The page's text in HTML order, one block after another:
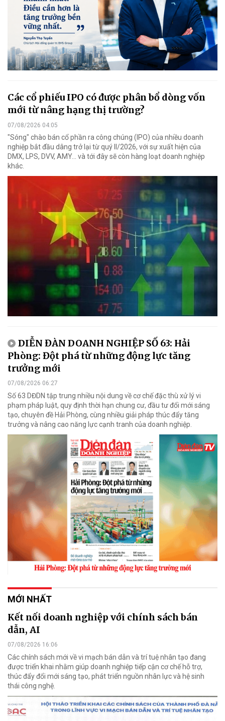
Các cổ phiếu IPO có được phân bổ dòng vốn
mới từ nâng hạng thị trường?
07/08/2026 04:05
"Sóng" chào bán cổ phần ra công chúng (IPO) của nhiều doanh
nghiệp bắt đầu dâng trở lại từ quý II/2026, với sự xuất hiện của
DMX, LPS, DVV, AMY... và tới đây sẽ còn hàng loạt doanh nghiệp
khác.
DIỄN ĐÀN DOANH NGHIỆP SỐ 63: Hải
Phòng: Đột phá từ những động lực tăng
trưởng mới
07/08/2026 06:27
Số 63 DĐDN tập trung nhiều nội dung về cơ chế đặc thù xử lý vi
phạm pháp luật, quy định thời hạn chung cư, đầu tư đổi mới sáng
tạo, chuyên đề Hải Phòng, cùng nhiều giải pháp thúc đẩy tăng
trưởng và nâng cao năng lực cạnh tranh của doanh nghiệp.
MỚI NHẤT
Kết nối doanh nghiệp với chính sách bán
dẫn, AI
07/08/2026 16:06
Các chính sách mới về vi mạch bán dẫn và trí tuệ nhân tạo đang
được triển khai nhằm giúp doanh nghiệp tiếp cận cơ chế hỗ trợ,
thúc đẩy đổi mới sáng tạo, phát triển nguồn nhân lực và hệ sinh
thái công nghệ.